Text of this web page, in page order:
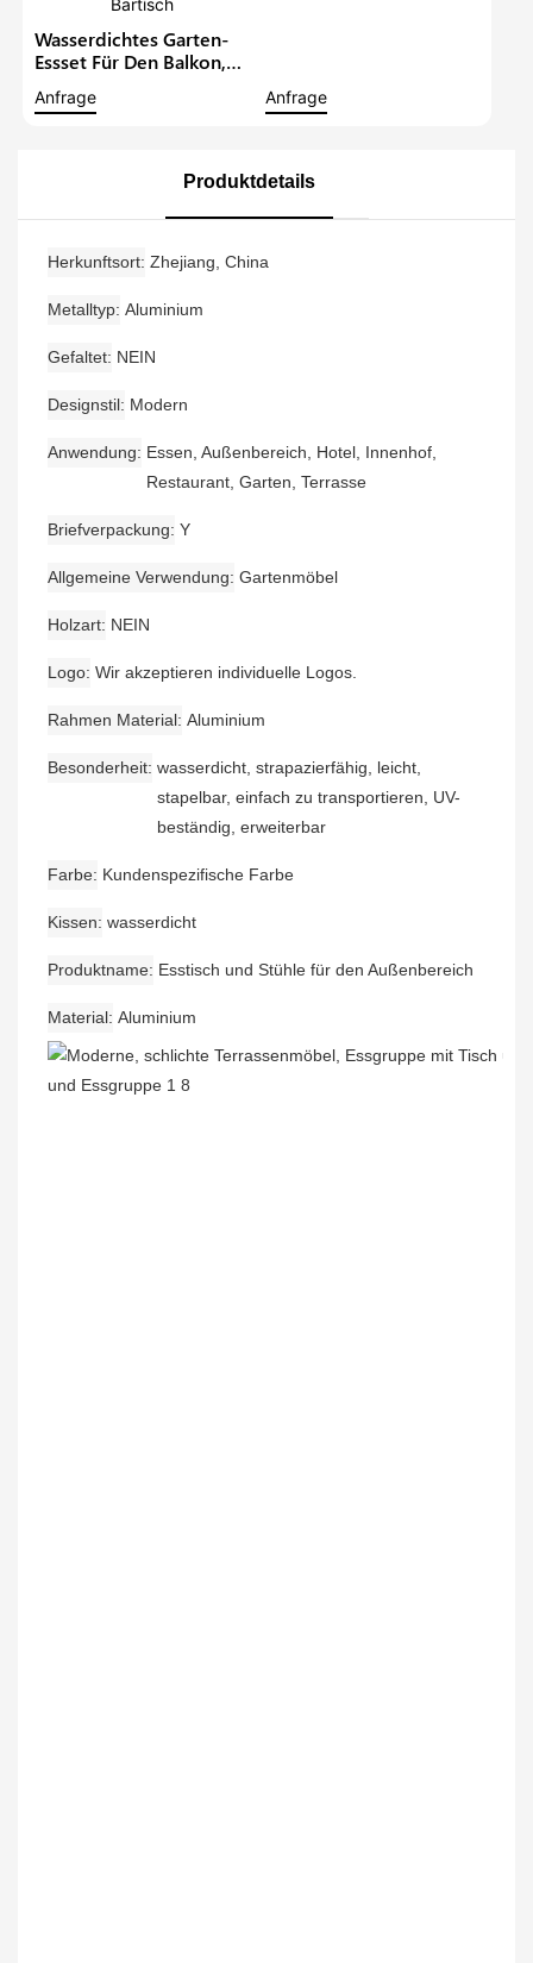
Wasserdichtes Garten-
Essset Für Den Balkon,
Hotelmöbel Für Den
Anfrage Anfrage
Produktdetails
Herkunftsort Zhejiang, China
Metalltyp Aluminium
Gefaltet NEIN
Designstil Modern
Anwendung
Essen, Außenbereich, Hotel, Innenhof,
Restaurant, Garten, Terrasse
Briefverpackung Y
Allgemeine Verwendung Gartenmöbel
Holzart NEIN
Logo Wir akzeptieren individuelle Logos.
Rahmen Material Aluminium
Besonderheit wasserdicht, strapazierfähig, leicht,
stapelbar, einfach zu transportieren, UV-
beständig, erweiterbar
Farbe Kundenspezifische Farbe
Kissen wasserdicht
Produktname Esstisch und Stühle für den Außenbereich
Material Aluminium